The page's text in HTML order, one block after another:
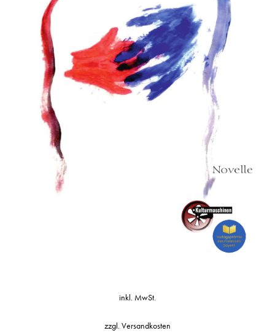
inkl. MwSt.
zzgl.Versandkosten